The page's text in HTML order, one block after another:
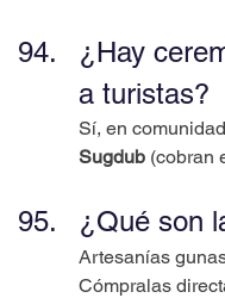
¿Hay
a turistas?
Sí, en
Sugdub (cobran
¿Qué son
Artesanías
Cómpralas